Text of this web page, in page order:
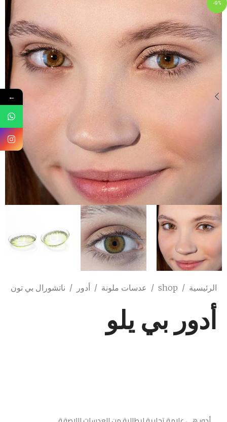
-9%
الرئيسية /
shop
/ عدسات ملونة / أدور / ناتشورال بي تون
أدور بي يلو
←